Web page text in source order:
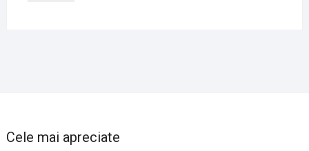
Cele mai apreciate